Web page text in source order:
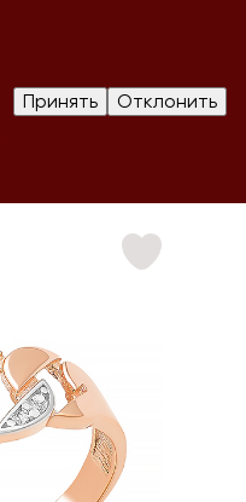
Принять Отклонить